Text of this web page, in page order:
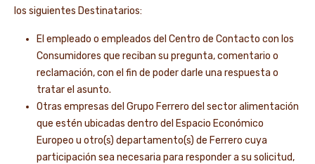
los siguientes Destinatarios:
El empleado o empleados del Centro de Contacto con los
Consumidores que reciban su pregunta, comentario o
reclamación, con el fin de poder darle una respuesta o
tratar el asunto.
Otras empresas del Grupo Ferrero del sector alimentación
que estén ubicadas dentro del Espacio Económico
Europeo u otro(s) departamento(s) de Ferrero cuya
participación sea necesaria para responder a su solicitud,